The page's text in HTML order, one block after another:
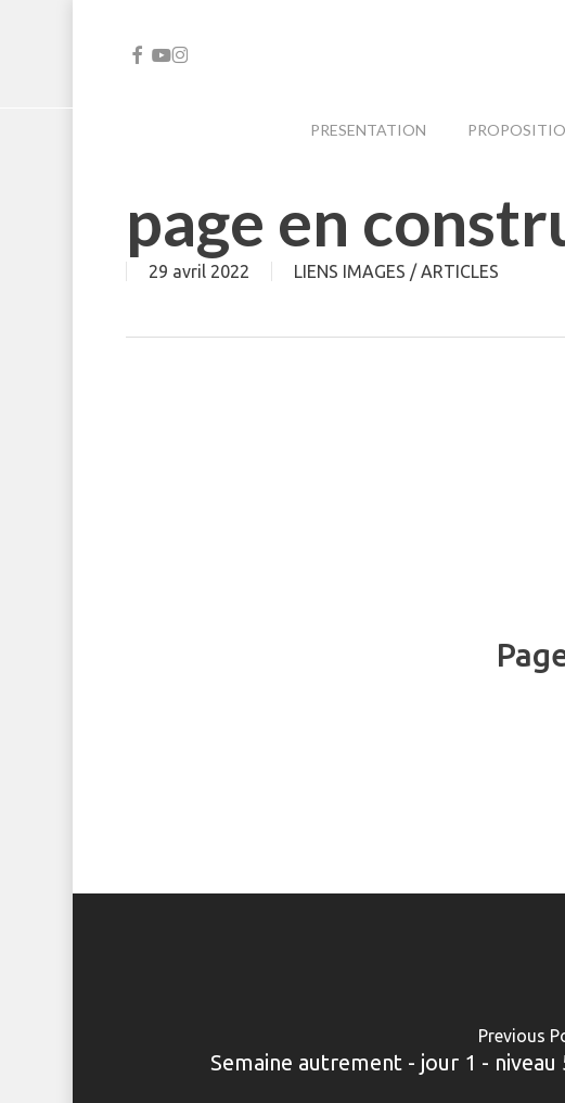
FACEBOOK
YOUTUBE
INSTAGRAM
PRESENTATION
page en
29 avril 2022 LIENS IMAGES / ARTICLES
Previous
Semaine autrement - jour 1 - niveau